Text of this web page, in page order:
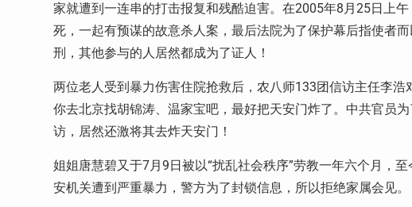
家就遭到一连串的打击报复和残酷迫害。在2005年8月25日上
死，一起有预谋的故意杀人案，最后法院为了保护幕后指使者
刑，其他参与的人居然都成为了证人！
两位老人受到暴力伤害住院抢救后，农八师133团信访主任李
你去北京找胡锦涛、温家宝吧，最好把天安门炸了。中共官员
访，居然还激将其去炸天安门！
姐姐唐慧碧又于7月9日被以“扰乱社会秩序”劳教一年六个月，
安机关遭到严重暴力，警方为了封锁信息，所以拒绝家属会见。